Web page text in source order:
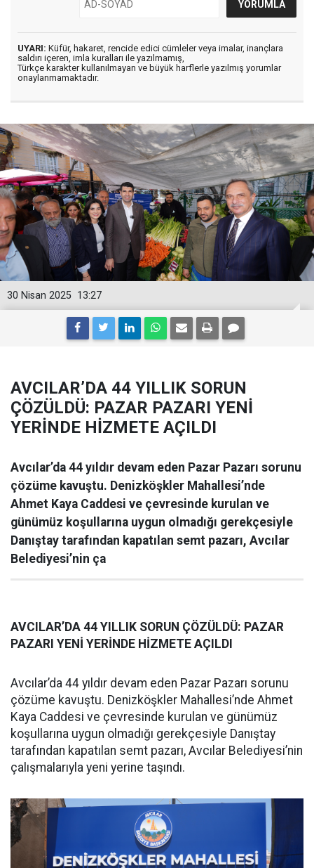
UYARI: Küfür, hakaret, rencide edici cümleler veya imalar, inançlara
saldırı içeren, imla kuralları ile yazılmamış,
Türkçe karakter kullanılmayan ve büyük harflerle yazılmış yorumlar
onaylanmamaktadır.
13:27
30 Nisan 2025
AVCILAR’DA 44 YILLIK SORUN
ÇÖZÜLDÜ: PAZAR PAZARI YENİ
YERİNDE HİZMETE AÇILDI
Avcılar’da 44 yıldır devam eden Pazar Pazarı sorunu
çözüme kavuştu. Denizköşkler Mahallesi’nde
Ahmet Kaya Caddesi ve çevresinde kurulan ve
günümüz koşullarına uygun olmadığı gerekçesiyle
Danıştay tarafından kapatılan semt pazarı, Avcılar
Belediyesi’nin ça
AVCILAR’DA 44 YILLIK SORUN ÇÖZÜLDÜ: PAZAR
PAZARI YENİ YERİNDE HİZMETE AÇILDI
Avcılar’da 44 yıldır devam eden Pazar Pazarı sorunu
çözüme kavuştu. Denizköşkler Mahallesi’nde Ahmet
Kaya Caddesi ve çevresinde kurulan ve günümüz
koşullarına uygun olmadığı gerekçesiyle Danıştay
tarafından kapatılan semt pazarı, Avcılar Belediyesi’nin
çalışmalarıyla yeni yerine taşındı.